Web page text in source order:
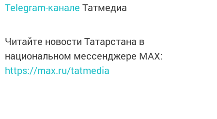
Telegram-канале Татмедиа
Читайте новости Татарстана в
национальном мессенджере MАХ:
https://max.ru/tatmedia